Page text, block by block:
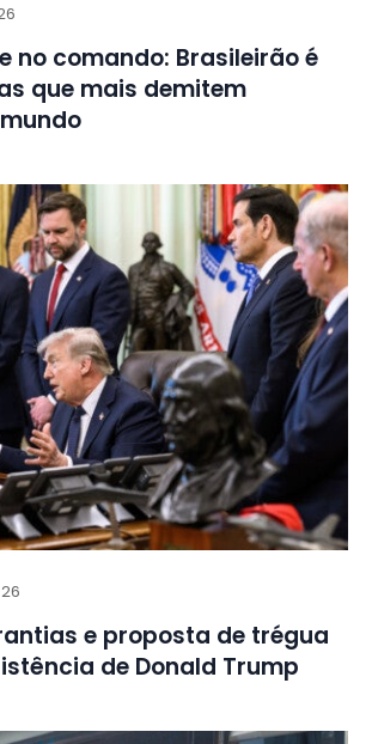
no comando: Brasileirão é
que mais demitem
e proposta de trégua
de Donald Trump